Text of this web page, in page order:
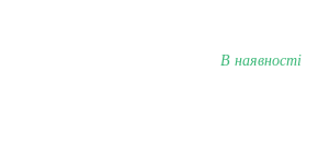
В наявності